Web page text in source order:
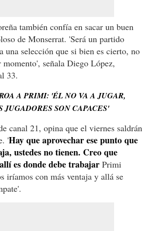
también confía en sacar un buen
de Monserrat. 'Será un partido
una selección que si bien es cierto, no
momento', señala Diego López,
33.
A PRIMI: 'ÉL NO VA A JUGAR,
JUGADORES SON CAPACES'
canal 21, opina que el viernes saldrán
'Hay que aprovechar ese punto que
ustedes no tienen. Creo que
es donde debe trabajar Primi
iríamos con más ventaja y allá se